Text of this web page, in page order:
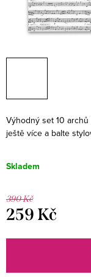
Výhodný set 10
ještě více a balte
Skladem
390 Kč
259 Kč
cena: